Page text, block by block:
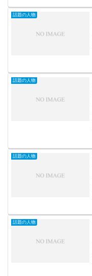
話題の人物
話題の人物
話題の人物
話題の人物